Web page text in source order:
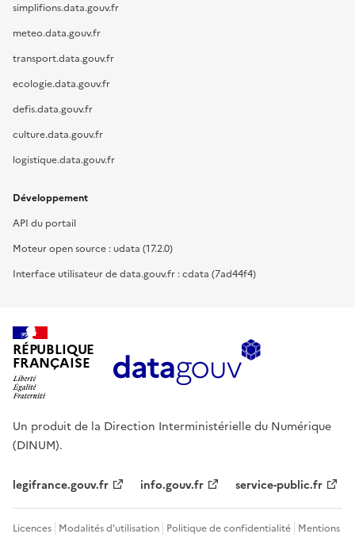
simplifions.data.gouv.fr
meteo.data.gouv.fr
transport.data.gouv.fr
ecologie.data.gouv.fr
defis.data.gouv.fr
culture.data.gouv.fr
logistique.data.gouv.fr
Développement
API du portail
Moteur open source : udata (17.2.0)
Interface utilisateur de data.gouv.fr : cdata (7ad44f4)
RÉPUBLIQUE
FRANÇAISE
Un produit de la Direction Interministérielle du Numérique
(DINUM).
legifrance.gouv.fr info.gouv.fr service-public.fr
Licences Modalités d'utilisation Politique de confidentialité Mentions